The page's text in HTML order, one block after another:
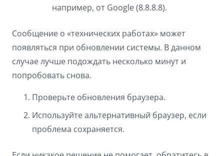
например, от Google (8.8.8.8).
Сообщение о «технических работах» может
появляться при обновлении системы. В данном
случае лучше подождать несколько минут и
попробовать снова.
Проверьте обновления браузера.
Используйте альтернативный браузер, если
проблема сохраняется.